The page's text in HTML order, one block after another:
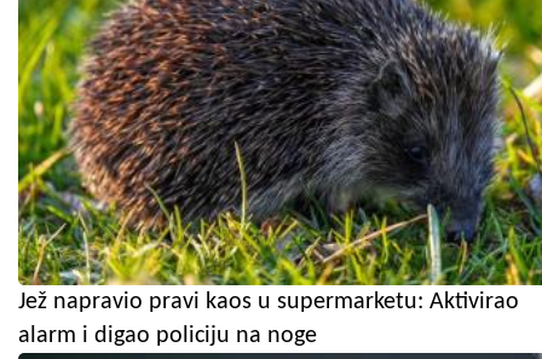
Jež napravio pravi kaos u supermarketu: Aktivirao
alarm i digao policiju na noge